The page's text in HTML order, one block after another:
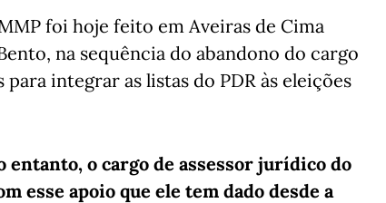
foi hoje feito em Aveiras de Cima
na sequência do abandono do cargo
integrar as listas do PDR às eleições
o cargo de assessor jurídico do
esse apoio que ele tem dado desde a